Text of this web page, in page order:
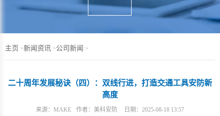
主页 >新闻资讯 >公司新闻 >
二十周年发展秘诀（四）：双线行进，打造交通工具安防新
高度
来源： MAKE 作者： 美科安防 日期： 2025-08-18 13:57